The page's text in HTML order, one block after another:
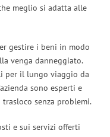
meglio si adatta alle
gestire i beni in modo
venga danneggiato.
per il lungo viaggio da
sono esperti e
senza problemi.
e sui servizi offerti